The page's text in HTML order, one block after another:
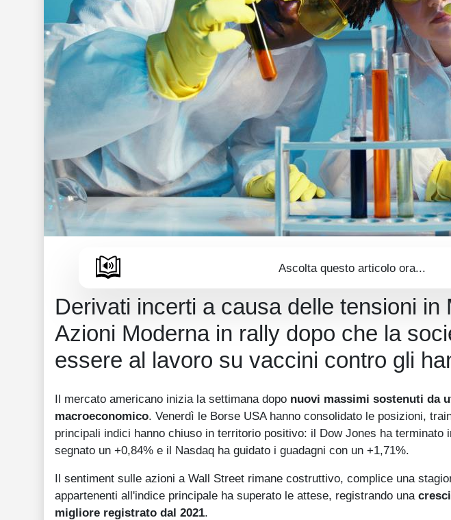
Ascolta questo articolo ora...
Derivati incerti a causa delle tensioni in
Azioni Moderna in rally dopo che la
essere al lavoro su vaccini contro gli
Il mercato americano inizia la settimana dopo nuovi massimi sostenuti da
macroeconomico. Venerdì le Borse USA hanno consolidato le posizioni,
principali indici hanno chiuso in territorio positivo: il Dow Jones ha terminato
segnato un +0,84% e il Nasdaq ha guidato i guadagni con un +1,71%.
Il sentiment sulle azioni a Wall Street rimane costruttivo, complice una
appartenenti all'indice principale ha superato le attese, registrando una
migliore registrato dal 2021.